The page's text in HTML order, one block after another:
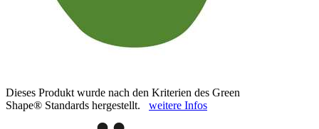
Dieses Produkt wurde nach den Kriterien des Green
Shape® Standards hergestellt. weitere Infos